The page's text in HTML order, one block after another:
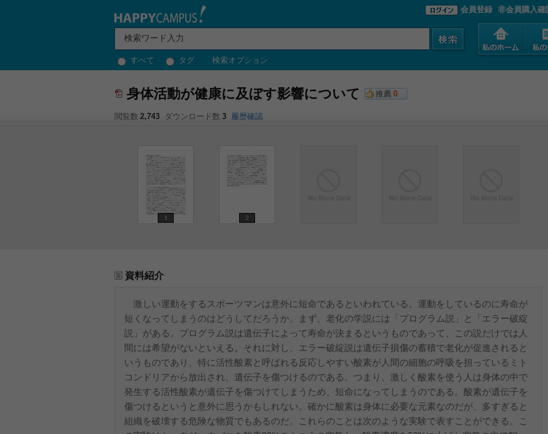
すべて タグ 検索オプション
会員登録 非会員購入確
身体活動が健康に及ぼす影響について 推薦 0
閲覧数 2,743 ダウンロード数 3 履歴確認
1 2
資料紹介
激しい運動をするスポーツマンは意外に短命であるといわれている。運動をしているのに寿命が
短くなってしまうのはどうしてだろうか。まず、老化の学説には「プログラム説」と「エラー破綻
説」がある。プログラム説は遺伝子によって寿命が決まるというものであって、この説だけでは人
間には希望がないといえる。それに対し、エラー破綻説は遺伝子損傷の蓄積で老化が促進されると
いうものであり、特に活性酸素と呼ばれる反応しやすい酸素が人間の細胞の呼吸を担っているミト
コンドリアから放出され、遺伝子を傷つけるのである。つまり、激しく酸素を使う人は身体の中で
発生する活性酸素が遺伝子を傷つけてしまうため、短命になってしまうのである。酸素が遺伝子を
傷つけるというと意外に思うかもしれない。確かに酸素は身体に必要な元素なのだが、多すぎると
組織を破壊する危険な物質でもあるのだ。これらのことは次のような実験で表すことができる。こ